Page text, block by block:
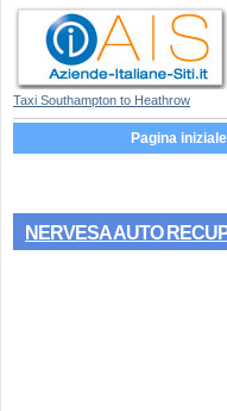
Taxi Southampton to Heathrow
Pagina iniziale
NERVESA AUTO